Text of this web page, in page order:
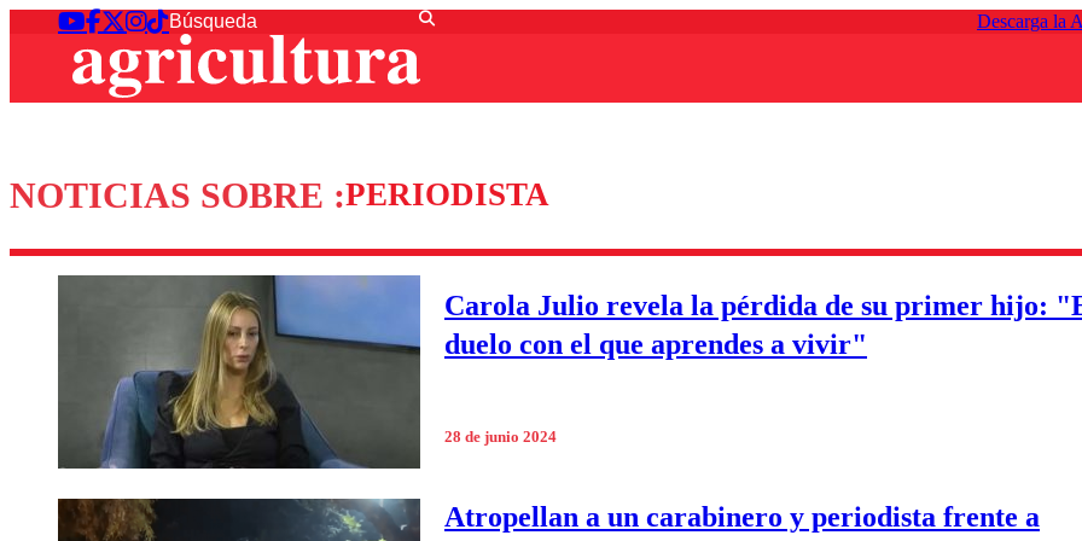
Descarga la
NOTICIAS SOBRE :PERIODISTA
Carola Julio revela la pérdida de su primer hijo:
duelo con el que aprendes a vivir"
28 de junio 2024
Atropellan a un carabinero y periodista frente a